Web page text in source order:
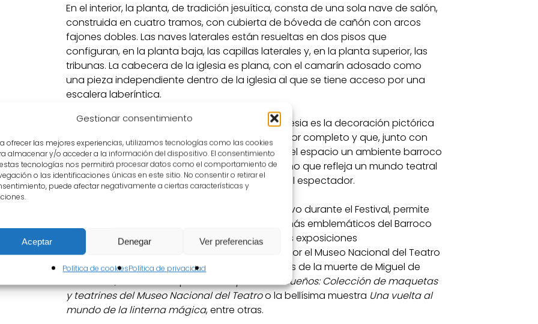
Gestionar consentimiento
ofrecer las mejores experiencias, utilizamos tecnologías como las cookies
almacenar y/o acceder a la información del dispositivo. El consentimiento
tecnologías nos permitirá procesar datos como el comportamiento de
o las identificaciones únicas en este sitio. No consentir o retirar el
puede afectar negativamente a ciertas características y
Aceptar Denegar Ver preferencias
Política de cookiesPolítica de privacidad
En el interior, la planta, de tradición jesuítica, consta de una sola nave de salón,
construida en cuatro tramos, con cubierta de bóveda de cañón con arcos
fajones dobles. Las naves laterales están resueltas en dos pisos que
configuran, en la planta baja, las capillas laterales y, en la planta superior, las
tribunas. La cabecera de la iglesia es plana, con el camarín adosado como
una pieza independiente dentro de la iglesia al que se tiene acceso por una
escalera laberíntica.
Uno de los elementos más importantes de la iglesia es la decoración pictórica
mural, de frescos al temple que la cubren casi por completo y que, junto con
los retablos, esculturas y lienzos, crean en todo el espacio un ambiente barroco
de gran sensualidad, un bello conjunto policromo que refleja un mundo teatral
en el que la escenografía envolvía y educaba al espectador.
Hoy en día, su utilización como espacio expositivo durante el Festival, permite
que podamos redescubrir uno de los edificios más emblemáticos del Barroco
español a la vez que disfrutamos de magníficas exposiciones
como
, organizada por el Museo Nacional del Teatro
con motivo de la celebración de los cuatro años de la muerte de Miguel de
Cervantes, o como la exposiciónArquitectura sueños: Colección de maquetas
y teatrines del Museo Nacional del Teatroo la bellísima muestra Una vuelta al
mundo de la linterna mágica, entre otras.